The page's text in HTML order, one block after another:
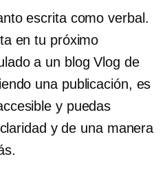
escrita como verbal.
en tu próximo
a un blog Vlog de
una publicación, es
y puedas
y de una manera